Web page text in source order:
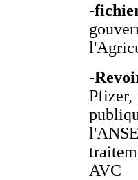
-
-
Pfizer,
AVC